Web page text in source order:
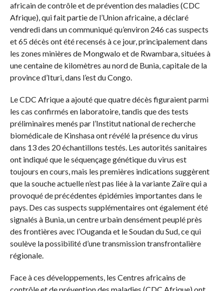
africain de contrôle et de prévention des maladies (CDC
Afrique), qui fait partie de l’Union africaine, a déclaré
vendredi dans un communiqué qu’environ 246 cas suspects
et 65 décès ont été recensés à ce jour, principalement dans
les zones minières de Mongwalo et de Rwambara, situées à
une centaine de kilomètres au nord de Bunia, capitale de la
province d’Ituri, dans l’est du Congo.
Le CDC Afrique a ajouté que quatre décès figuraient parmi
les cas confirmés en laboratoire, tandis que des tests
préliminaires menés par l’Institut national de recherche
biomédicale de Kinshasa ont révélé la présence du virus
dans 13 des 20 échantillons testés. Les autorités sanitaires
ont indiqué que le séquençage génétique du virus est
toujours en cours, mais les premières indications suggèrent
que la souche actuelle n’est pas liée à la variante Zaïre qui a
provoqué de précédentes épidémies importantes dans le
pays. Des cas suspects supplémentaires ont également été
signalés à Bunia, un centre urbain densément peuplé près
des frontières avec l’Ouganda et le Soudan du Sud, ce qui
soulève la possibilité d’une transmission transfrontalière
régionale.
Face à ces développements, les Centres africains de